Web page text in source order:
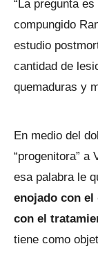
“La pregunta
compungido
estudio
cantidad de
quemaduras y
En medio del
“progenitora” a
esa palabra le
enojado con
con el
tiene como